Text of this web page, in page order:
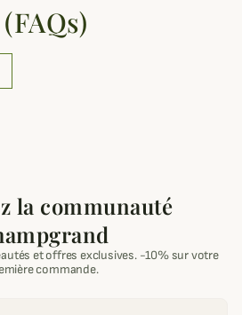
la communauté
et offres exclusives. -10% sur votre
commande.